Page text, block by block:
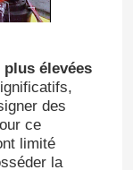
élevées
des
ce
limité
la